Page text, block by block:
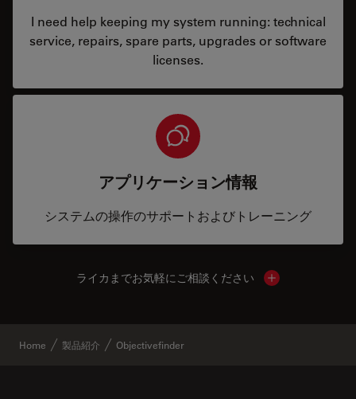
I need help keeping my system running: technical
service, repairs, spare parts, upgrades or software
licenses.
アプリケーション情報
システムの操作のサポートおよびトレーニング
ライカまでお気軽にご相談ください Show local
Home 製品紹介 Objectivefinder